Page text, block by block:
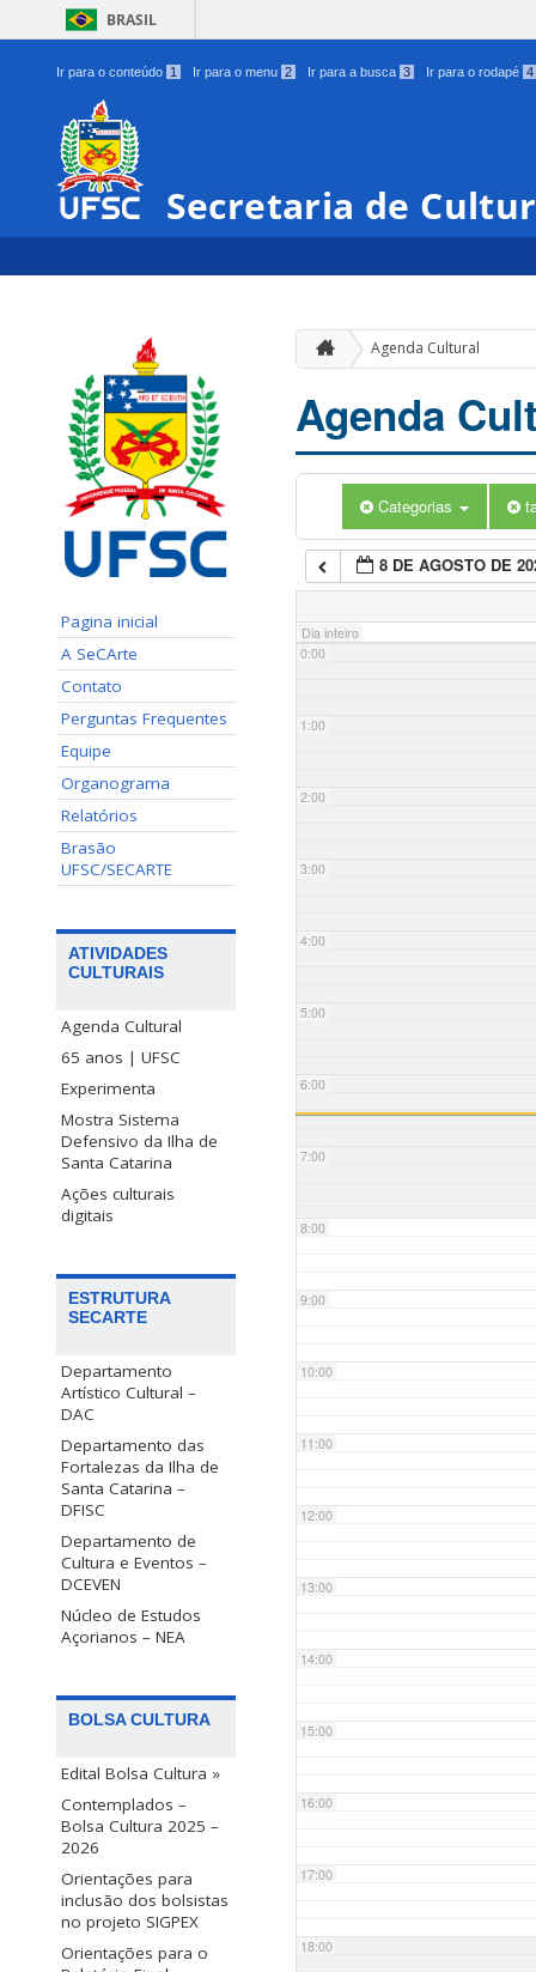
BRASIL
Ir para o conteúdo 1 Ir para o menu 2 Ir para a busca 3 Ir para o rodapé 4
Secretaria de
Pagina inicial
A SeCArte
Contato
Perguntas Frequentes
Equipe
Organograma
Relatórios
Brasão
UFSC/SECARTE
ATIVIDADES
CULTURAIS
Agenda Cultural
65 anos | UFSC
Experimenta
Mostra Sistema
Defensivo da Ilha de
Santa Catarina
Ações culturais
digitais
ESTRUTURA
SECARTE
Departamento
Artístico Cultural –
DAC
Departamento das
Fortalezas da Ilha de
Santa Catarina –
DFISC
Departamento de
Cultura e Eventos –
DCEVEN
Núcleo de Estudos
Açorianos – NEA
BOLSA CULTURA
Edital Bolsa Cultura »
Contemplados –
Bolsa Cultura 2025 –
2026
Orientações para
inclusão dos bolsistas
no projeto SIGPEX
Orientações para o
Agenda Cultural
Agenda
Categorias
8 DE AGOSTO DE
Dia inteiro
0:00
1:00
2:00
3:00
4:00
5:00
6:00
7:00
8:00
9:00
10:00
11:00
12:00
13:00
14:00
15:00
16:00
17:00
18:00